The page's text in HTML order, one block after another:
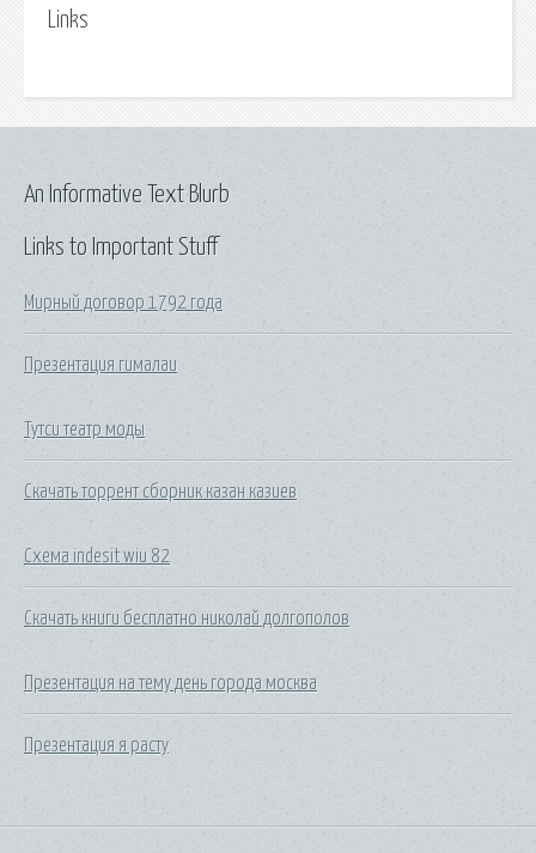
Links
Links to Important Stuff
Мирный договор 1792 года
Презентация гималаи
Тутси театр моды
Скачать торрент сборник казан казиев
Схема indesit wiu 82
Скачать книги бесплатно николай долгополов
Презентация на тему день города москва
Презентация я расту
An Informative Text Blurb